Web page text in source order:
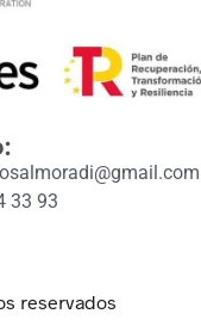
33 93
reservados